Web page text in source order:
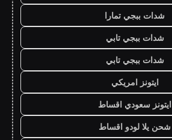
شدات ببجي تمارا
شدات ببجي تابي
شدات ببجي تابي
ايتونز امريكي
ايتونز سعودي اقساط
شحن يلا لودو اقساط